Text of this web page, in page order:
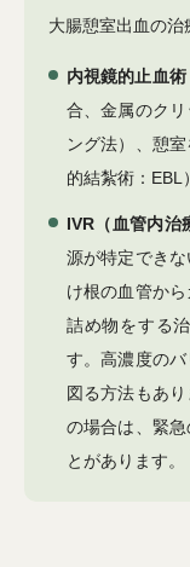
大腸憩室出血の治
内視鏡的止血術
合、金属のク
ング法）、憩
的結紮術：EBL
IVR（血管内治
源が特定でき
け根の血管か
詰め物をする
す。高濃度の
図る方法もあ
の場合は、緊
とがあります。